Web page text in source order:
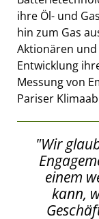
ihre Öl- und
hin zum Gas
Aktionären
Entwicklung
Messung von
Pariser
"Wir
einem
kann,